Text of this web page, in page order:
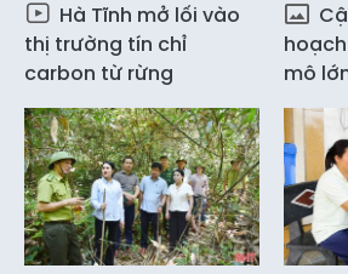
Hà Tĩnh mở lối vào
thị trường tín chỉ
carbon từ rừng
mô